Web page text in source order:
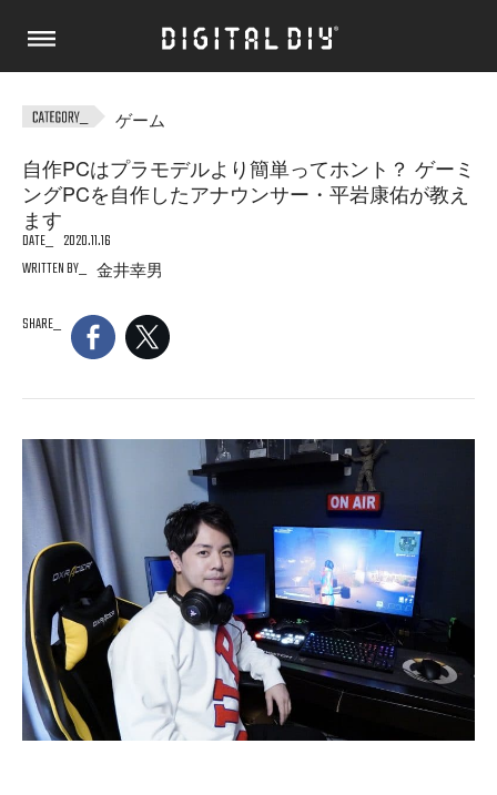
ゲーム
自作PCはプラモデルより簡単ってホント？ ゲーミ
ングPCを自作したアナウンサー・平岩康佑が教え
ます
DATE
2020.11.16
WRITTEN BY
金井幸男
SHARE